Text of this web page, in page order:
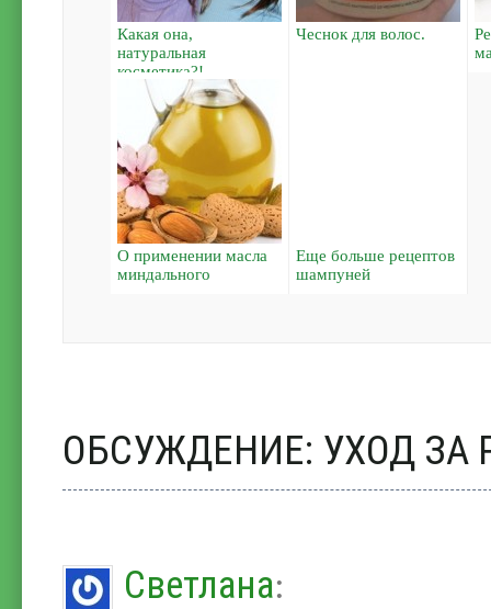
Какая она,
натуральная
косметика?!
Чеснок для волос.
О применении масла
миндального
Еще больше рецептов
шампуней
ОБСУЖДЕНИЕ: УХОД ЗА
Светлана: